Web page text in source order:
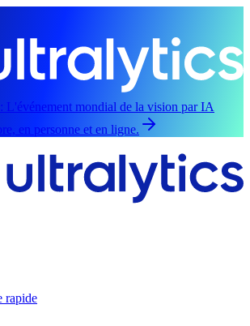
L'événement mondial de la vision par IA
en personne et en ligne.
rapide